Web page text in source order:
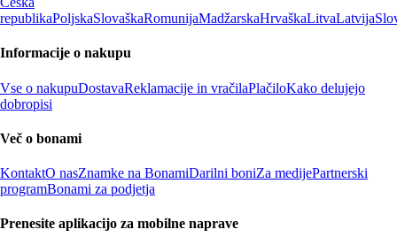
republikaPoljskaSlovaškaRomunijaMadžarskaHrvaškaLitvaLatvija
Informacije o nakupu
Vse o nakupuDostavaReklamacije in vračilaPlačiloKako delujejo
dobropisi
Več o bonami
KontaktO nasZnamke na BonamiDarilni boniZa medijePartnerski
programBonami za podjetja
Prenesite aplikacijo za mobilne naprave